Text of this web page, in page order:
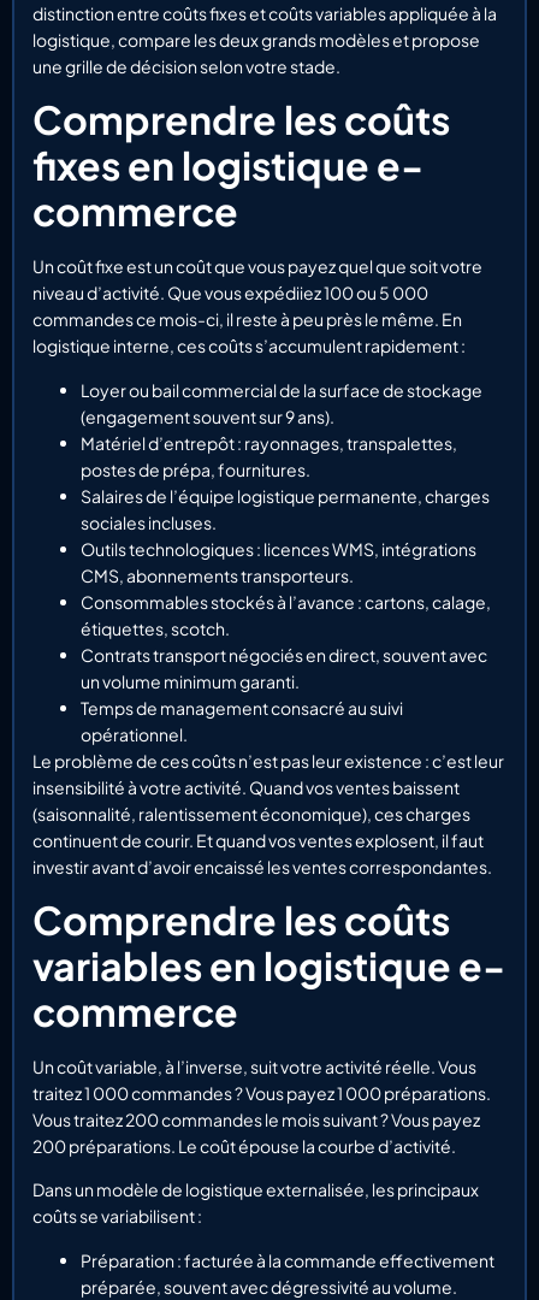
distinction entre coûts fixes et coûts variables appliquée à la
logistique, compare les deux grands modèles et propose
une grille de décision selon votre stade.
Comprendre les coûts
fixes en logistique e-
commerce
Un coût fixe est un coût que vous payez quel que soit votre
niveau d’activité. Que vous expédiiez 100 ou 5 000
commandes ce mois-ci, il reste à peu près le même. En
logistique interne, ces coûts s’accumulent rapidement :
Loyer ou bail commercial de la surface de stockage
(engagement souvent sur 9 ans).
Matériel d’entrepôt : rayonnages, transpalettes,
postes de prépa, fournitures.
Salaires de l’équipe logistique permanente, charges
sociales incluses.
Outils technologiques : licences WMS, intégrations
CMS, abonnements transporteurs.
Consommables stockés à l’avance : cartons, calage,
étiquettes, scotch.
Contrats transport négociés en direct, souvent avec
un volume minimum garanti.
Temps de management consacré au suivi
opérationnel.
Le problème de ces coûts n’est pas leur existence : c’est leur
insensibilité à votre activité. Quand vos ventes baissent
(saisonnalité, ralentissement économique), ces charges
continuent de courir. Et quand vos ventes explosent, il faut
investir avant d’avoir encaissé les ventes correspondantes.
Comprendre les coûts
variables en logistique e-
commerce
Un coût variable, à l’inverse, suit votre activité réelle. Vous
traitez 1 000 commandes ? Vous payez 1 000 préparations.
Vous traitez 200 commandes le mois suivant ? Vous payez
200 préparations. Le coût épouse la courbe d’activité.
Dans un modèle de logistique externalisée, les principaux
coûts se variabilisent :
Préparation : facturée à la commande effectivement
préparée, souvent avec dégressivité au volume.